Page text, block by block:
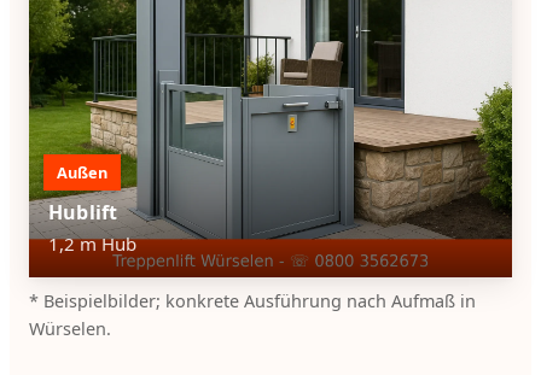
Außen
Hublift
1,2 m Hub
* Beispielbilder; konkrete Ausführung nach Aufmaß in
Würselen.